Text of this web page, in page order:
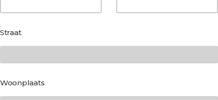
Straat
Woonplaats